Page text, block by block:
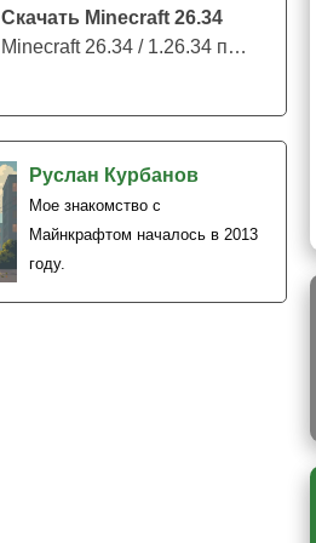
Скачать Minecraft 26.34
Minecraft 26.34 / 1.26.34 представляе...
Руслан Курбанов
Мое знакомство с
Майнкрафтом началось в 2013
году.